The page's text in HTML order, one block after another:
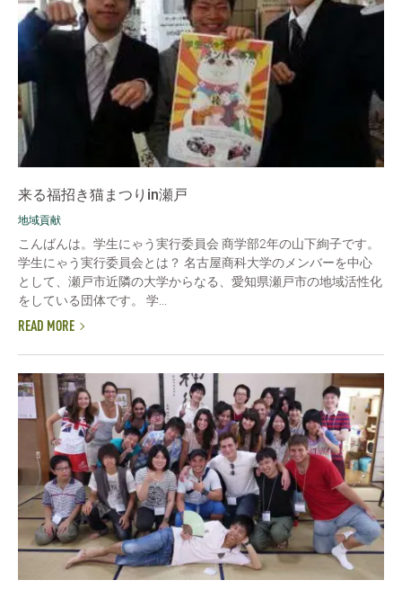
来る福招き猫まつりin瀬戸
地域貢献
こんばんは。学生にゃう実行委員会 商学部2年の山下絢子です。
学生にゃう実行委員会とは？ 名古屋商科大学のメンバーを中心
として、瀬戸市近隣の大学からなる、愛知県瀬戸市の地域活性化
をしている団体です。 学...
READ MORE